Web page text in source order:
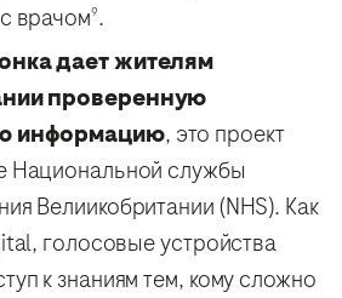
врачом9.
дает жителям
проверенную
информацию, это проект
Национальной службы
Велиикобритании (NHS). Как
голосовые устройства
к знаниям тем, кому сложно